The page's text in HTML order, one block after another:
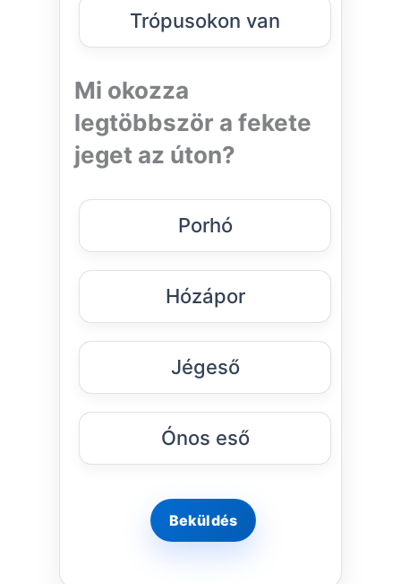
Trópusokon van
Mi okozza
legtöbbször a fekete
jeget az úton?
Porhó
Hózápor
Jégeső
Ónos eső